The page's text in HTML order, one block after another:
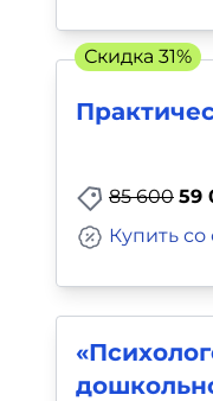
85 600 59
Купить со
Скидка 31%